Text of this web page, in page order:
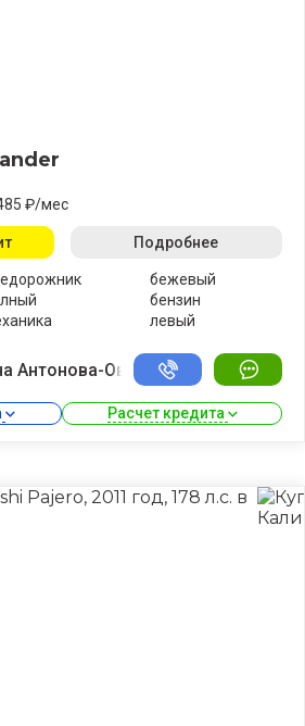
₽/мес
бежевый
бензин
левый
Подробнее
Антонова-Овсеенко
Расчет кредита